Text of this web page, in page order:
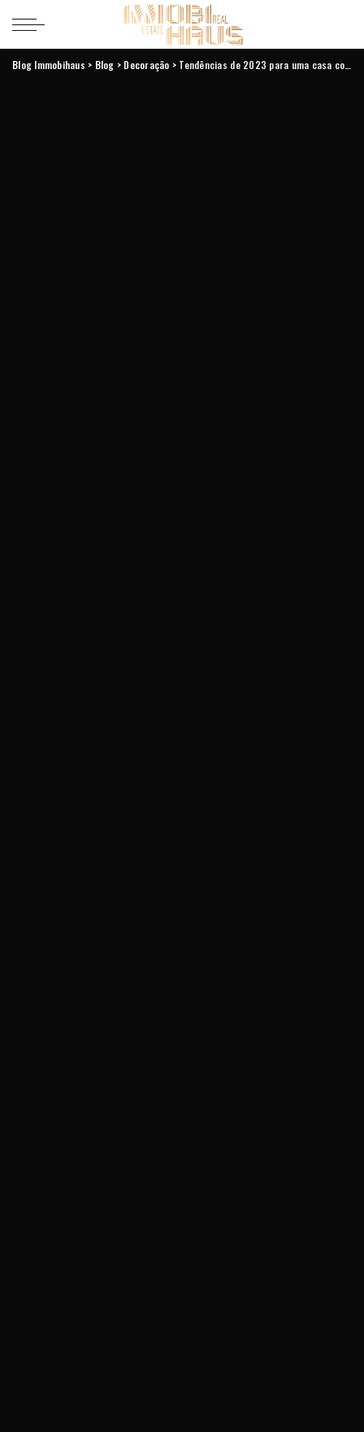
Blog Immobihaus > Blog > Decoração > Tendências de 2023 para uma casa conectada e inteligente